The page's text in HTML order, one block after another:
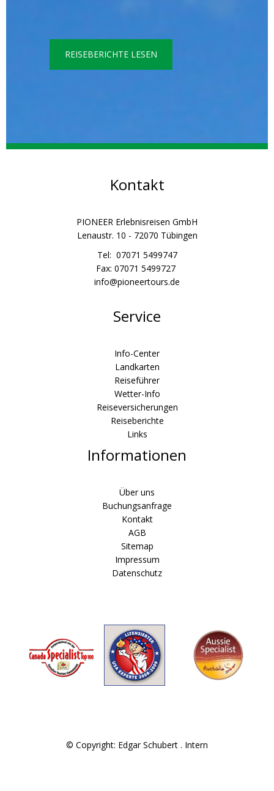
REISEBERICHTE LESEN
Kontakt
PIONEER Erlebnisreisen GmbH
Lenaustr. 10 - 72070 Tübingen
Tel: 07071 5499747
Fax: 07071 5499727
info@pioneertours.de
Service
Info-Center
Landkarten
Reiseführer
Wetter-Info
Reiseversicherungen
Reiseberichte
Links
Informationen
Über uns
Buchungsanfrage
Kontakt
AGB
Sitemap
Impressum
Datenschutz
© Copyright: Edgar Schubert . Intern